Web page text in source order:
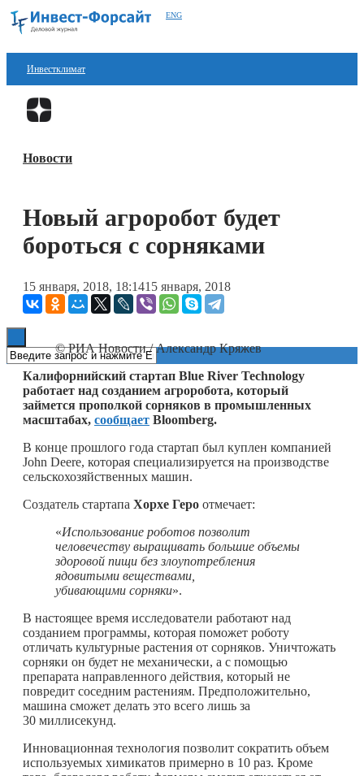
ENG
Инвестклимат
Финансы
Блокчейн
Книги
Новости
Новый агроробот будет
бороться с сорняками
15 января, 2018, 18:1415 января, 2018
© РИА Новости / Александр Кряжев
Калифорнийский стартап Blue River Technology
работает над созданием агроробота, который
займется прополкой сорняков в промышленных
масштабах, сообщает Bloomberg.
В конце прошлого года стартап был куплен компанией
John Deere, которая специализируется на производстве
сельскохозяйственных машин.
Создатель стартапа Хорхе Геро отмечает:
«Использование роботов позволит
человечеству выращивать большие объемы
здоровой пищи без злоупотребления
ядовитыми веществами,
убивающими сорняки».
В настоящее время исследователи работают над
созданием программы, которая поможет роботу
отличать культурные растения от сорняков. Уничтожать
сорняки он будет не механически, а с помощью
препарата направленного действия, который не
повредит соседним растениям. Предположительно,
машина сможет делать это всего лишь за
30 миллисекунд.
Инновационная технология позволит сократить объем
используемых химикатов примерно в 10 раз. Кроме